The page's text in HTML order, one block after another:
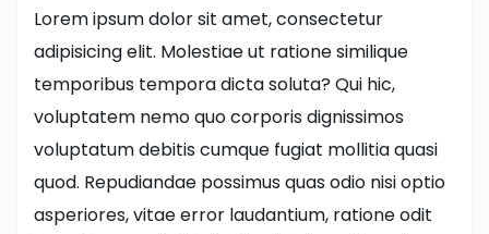
Lorem ipsum dolor sit amet, consectetur
adipisicing elit. Molestiae ut ratione similique
temporibus tempora dicta soluta? Qui hic,
voluptatem nemo quo corporis dignissimos
voluptatum debitis cumque fugiat mollitia quasi
quod. Repudiandae possimus quas odio nisi optio
asperiores, vitae error laudantium, ratione odit